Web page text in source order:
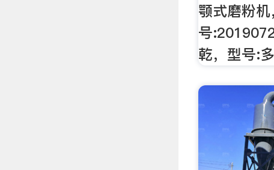
颚式磨粉
号
乾，型号: